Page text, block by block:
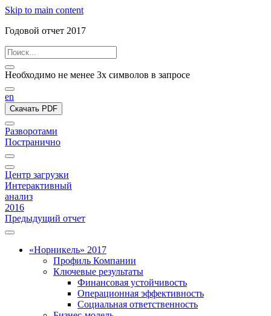
Skip to main content
Годовой отчет 2017
Необходимо не менее 3х символов в запросе
en
Скачать PDF
Разворотами
Постранично
Центр загрузки
Интерактивный
анализ
2016
Предыдущий отчет
«Норникель» 2017
Профиль Компании
Ключевые результаты
Финансовая устойчивость
Операционная эффективность
Социальная ответственность